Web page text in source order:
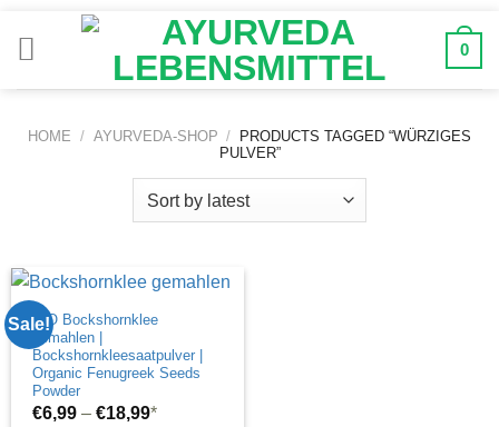
Inhalt
0
HOME / AYURVEDA-SHOP /
PRODUCTS TAGGED “WÜRZIGES
PULVER”
Sale!BIO Bockshornklee
gemahlen |
Bockshornkleesaatpulver |
Organic Fenugreek Seeds
Powder
€6,99 –€18,99*